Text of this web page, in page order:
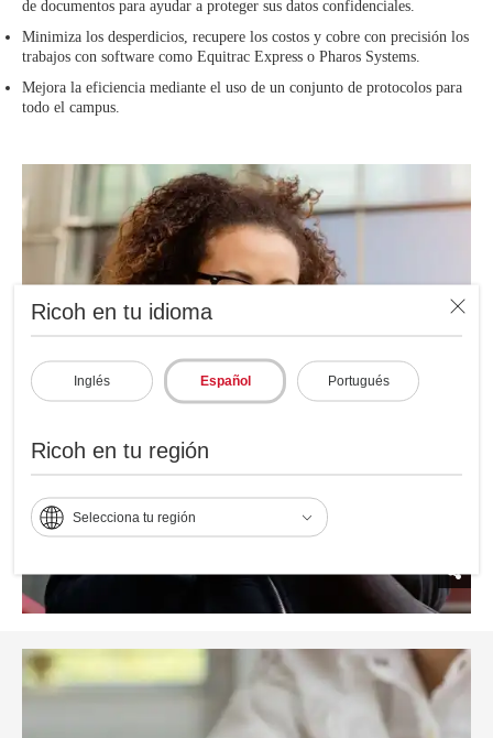
Ricoh en tu idioma
Inglés Español Portugués
Ricoh en tu región
Selecciona tu región
de documentos para ayudar a proteger sus datos confidenciales.
Minimiza los desperdicios, recupere los costos y cobre con precisión los
trabajos con software como Equitrac Express o Pharos Systems.
Mejora la eficiencia mediante el uso de un conjunto de protocolos para
todo el campus.